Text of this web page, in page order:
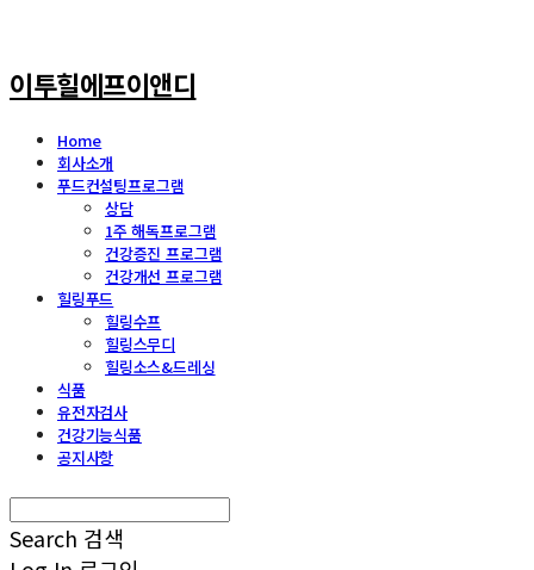
이투힐에프이앤디
Home
회사소개
푸드컨설팅프로그램
상담
1주 해독프로그램
건강증진 프로그램
건강개선 프로그램
힐링푸드
힐링수프
힐링스무디
힐링소스&드레싱
식품
유전자검사
건강기능식품
공지사항
Search 검색